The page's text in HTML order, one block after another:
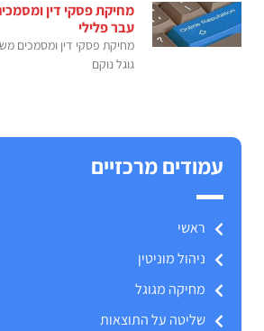
מחיקת פסקי דין
עבר פלילי
מחיקת פסקי דין ומסמכים
גוגל נוקם
עמודים מרכזיים
ראשי
ניהול מוניטין
מחיקה מגוגל
שליטה על התוצאות